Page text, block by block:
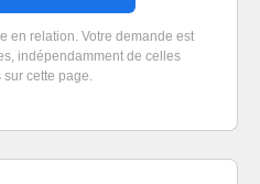
en relation. Votre demande est
indépendamment de celles
sur cette page.